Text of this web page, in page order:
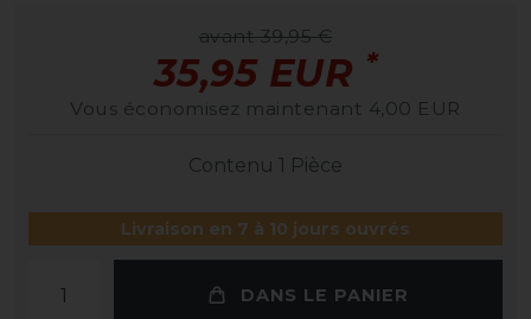
avant 39,95 €
35,95 EUR *
Vous économisez maintenant 4,00 EUR
Contenu 1 Pièce
Livraison en 7 à 10 jours ouvrés
DANS LE PANIER